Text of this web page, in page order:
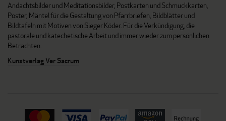
Andachtsbilder und Meditationsbilder, Postkarten und Schmuckkarten,
Poster, Mäntel für die Gestaltung von Pfarrbriefen, Bildblätter und
Bildtafeln mit Motiven von Sieger Köder. Für die Verkündigung, die
pastorale und katechetische Arbeit und immer wieder zum persönlichen
Betrachten.
Kunstverlag Ver Sacrum